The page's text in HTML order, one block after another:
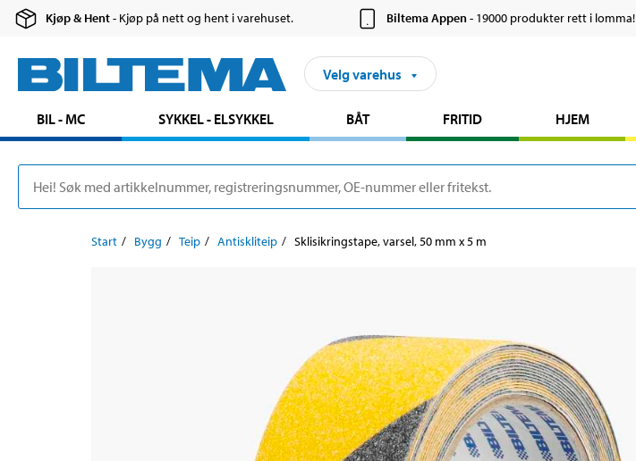
Kjøp & Hent- Kjøp på nett og hent i varehuset. Biltema Appen- 19000 produkter rett i lomma!
Velg varehus
BIL - MC SYKKEL - ELSYKKEL BÅT FRITID HJEM
Start Bygg Teip Antiskliteip Sklisikringstape, varsel, 50 mm x 5 m